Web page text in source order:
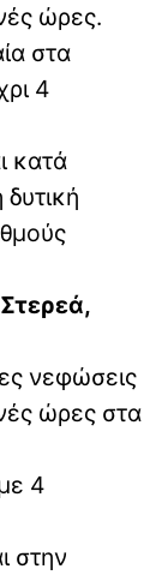
ώρες.
στα
4
κατά
νεφώσεις
ώρες στα
4
στην